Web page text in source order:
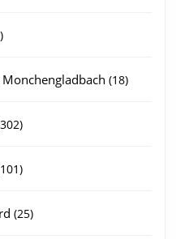
1818
302302
101101
2525